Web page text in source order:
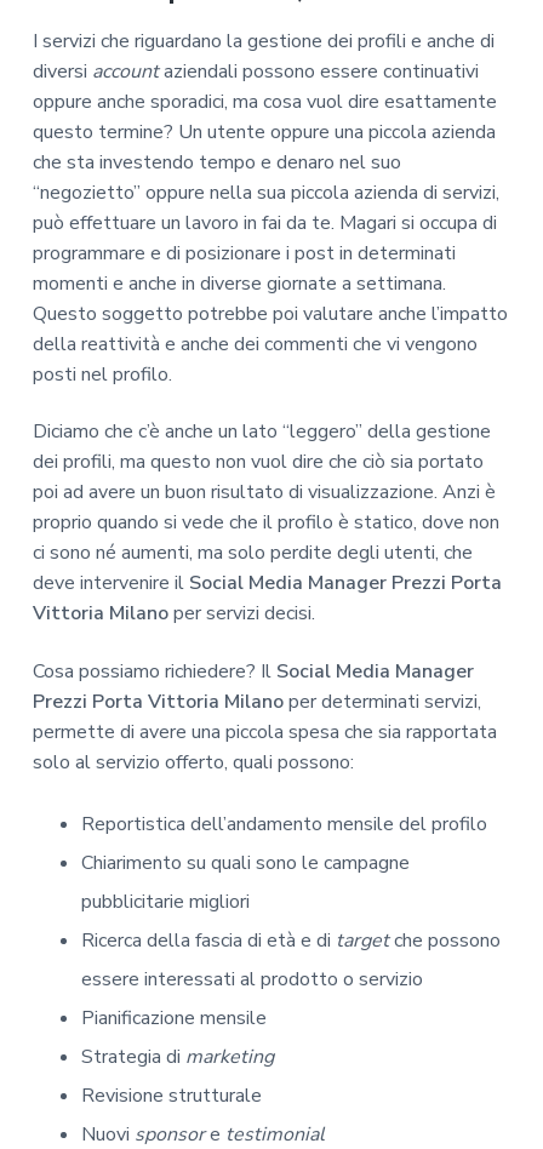
I servizi che riguardano la gestione dei profili e anche di
diversi accountaziendali possono essere continuativi
oppure anche sporadici, ma cosa vuol dire esattamente
questo termine? Un utente oppure una piccola azienda
che sta investendo tempo e denaro nel suo
“negozietto” oppure nella sua piccola azienda di servizi,
può effettuare un lavoro in fai da te. Magari si occupa di
programmare e di posizionare i post in determinati
momenti e anche in diverse giornate a settimana.
Questo soggetto potrebbe poi valutare anche l’impatto
della reattività e anche dei commenti che vi vengono
posti nel profilo.
Diciamo che c’è anche un lato “leggero” della gestione
dei profili, ma questo non vuol dire che ciò sia portato
poi ad avere un buon risultato di visualizzazione. Anzi è
proprio quando si vede che il profilo è statico, dove non
ci sono né aumenti, ma solo perdite degli utenti, che
deve intervenire ilSocial Media Manager Prezzi Porta
Vittoria Milanoper servizi decisi.
Cosa possiamo richiedere? Il Social Media Manager
Prezzi Porta Vittoria Milanoper determinati servizi,
permette di avere una piccola spesa che sia rapportata
solo al servizio offerto, quali possono:
Reportistica dell’andamento mensile del profilo
Chiarimento su quali sono le campagne
pubblicitarie migliori
Ricerca della fascia di età e di targetche possono
essere interessati al prodotto o servizio
Pianificazione mensile
Strategia di marketing
Revisione strutturale
Nuovi sponsore testimonial